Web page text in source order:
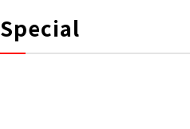
Special